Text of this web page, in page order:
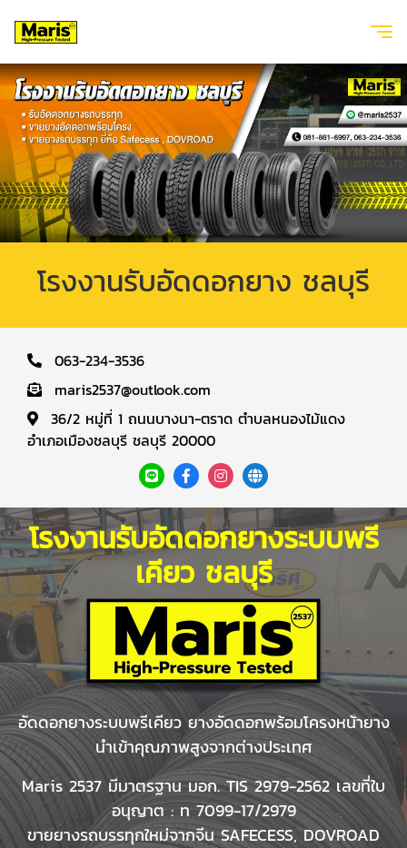
โรงงานรับอัดดอกยาง ชลบุรี
063-234-3536
maris2537@outlook.com
36/2 หมู่ที่ 1 ถนนบางนา-ตราด ตำบลหนองไม้แดง
อำเภอเมืองชลบุรี ชลบุรี 20000
โรงงานรับอัดดอกยางระบบพรี
เคียว ชลบุรี
อัดดอกยางระบบพรีเคียว ยางอัดดอกพร้อมโครงหน้ายาง
นำเข้าคุณภาพสูงจากต่างประเทศ
Maris 2537 มีมาตรฐาน มอก. TIS 2979-2562 เลขที่ใบ
อนุญาต : ท 7099-17/2979
ขายยางรถบรรทุกใหม่จากจีน SAFECESS, DOVROAD